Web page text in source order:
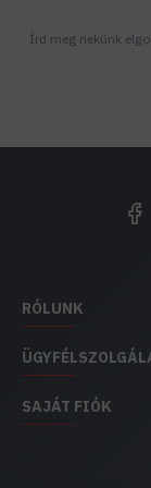
Írd meg nekünk
RÓLUNK
SAJÁT FIÓK